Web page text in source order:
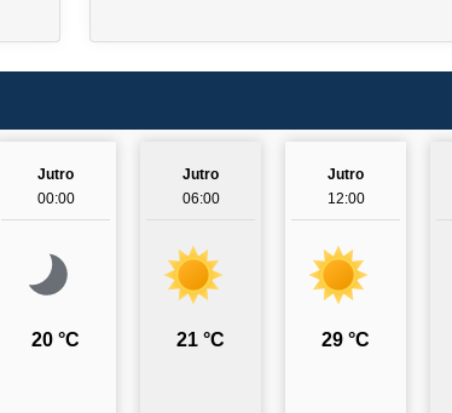
Jutro
00:00
20 °C
Jutro
06:00
21 °C
Jutro
12:00
29 °C